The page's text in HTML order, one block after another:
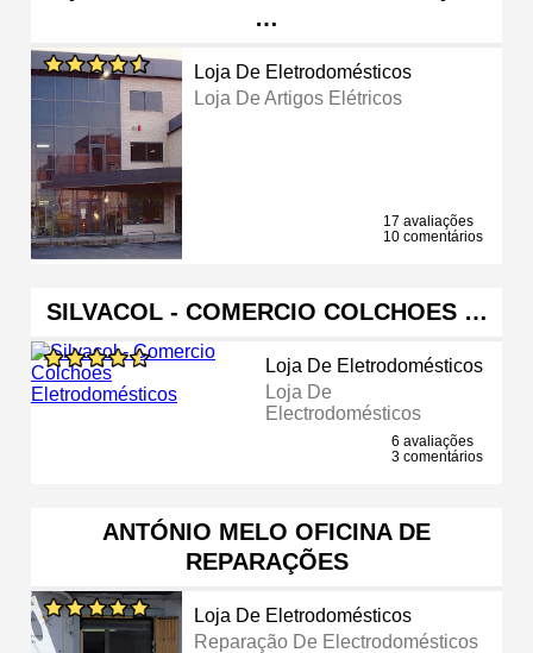
…
Loja De Eletrodomésticos
Loja De Artigos Elétricos
17 avaliações
10 comentários
SILVACOL - COMERCIO COLCHOES …
Loja De Eletrodomésticos
Loja De
Electrodomésticos
6 avaliações
3 comentários
ANTÓNIO MELO OFICINA DE
REPARAÇÕES
Loja De Eletrodomésticos
Reparação De Electrodomésticos